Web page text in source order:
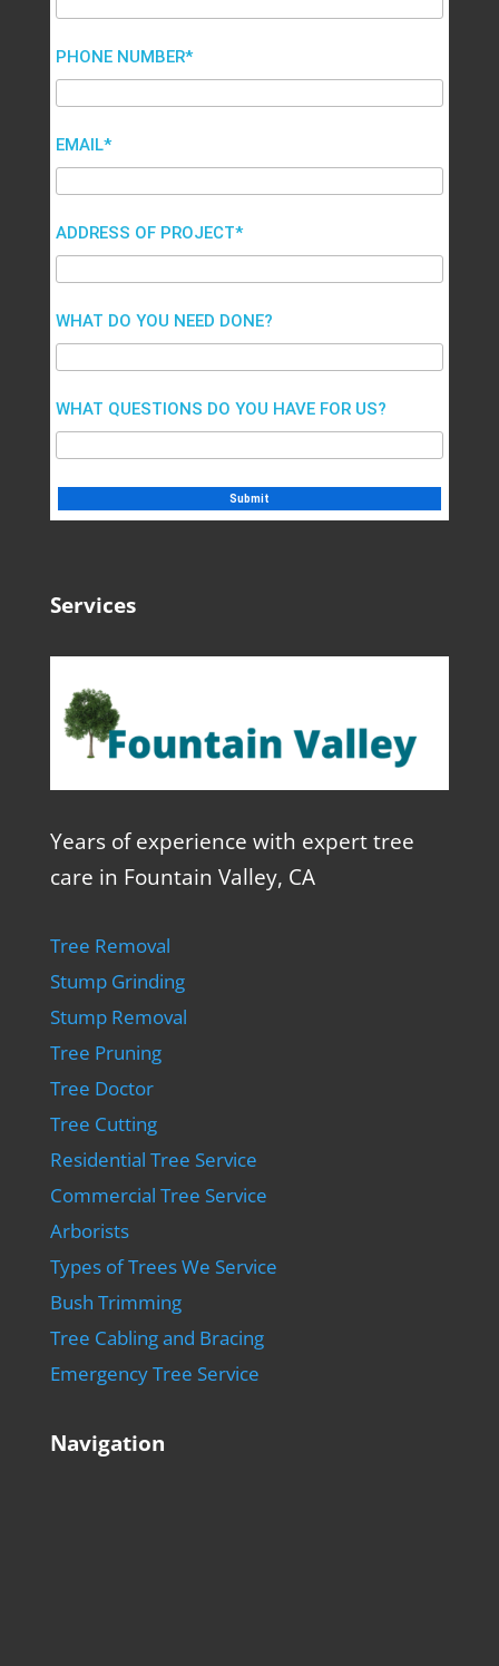
PHONE NUMBER*
EMAIL*
ADDRESS OF PROJECT*
WHAT DO YOU NEED DONE?
WHAT QUESTIONS DO YOU HAVE FOR US?
Services
Years of experience with expert tree
care in Fountain Valley, CA
Tree Removal
Stump Grinding
Stump Removal
Tree Pruning
Tree Doctor
Tree Cutting
Residential Tree Service
Commercial Tree Service
Arborists
Types of Trees We Service
Bush Trimming
Tree Cabling and Bracing
Emergency Tree Service
Navigation